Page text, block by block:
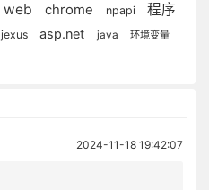
web chrome npapi
程序
jexus asp.net java 环境变量
2024-11-18 19:42:07